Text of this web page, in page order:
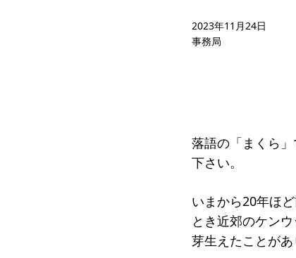
ニュース・コラム
2023年11月24日
事務局
落語の「まくら
下さい。
いまから20年ほ
とき近郊のケン
芽生えたことがあ